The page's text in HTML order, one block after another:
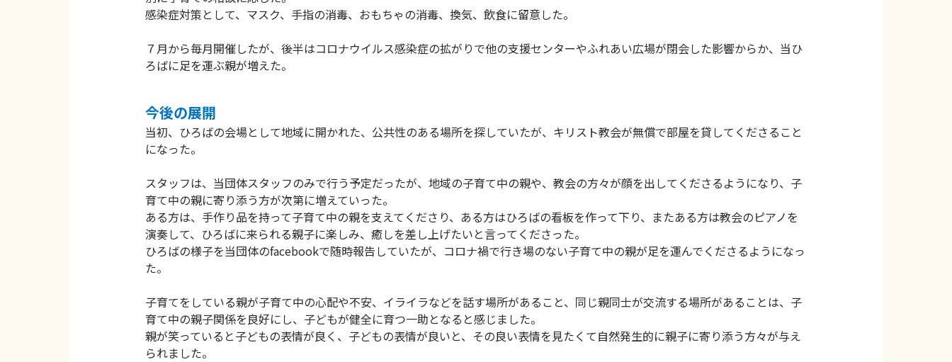
感染症対策として、マスク、手指の消毒、おもちゃの消毒、換気、飲食に留意した。
７月から毎月開催したが、後半はコロナウイルス感染症の拡がりで他の支援センターやふれあい広場が閉会した影響からか、当ひ
ろばに足を運ぶ親が増えた。
今後の展開
当初、ひろばの会場として地域に開かれた、公共性のある場所を探していたが、キリスト教会が無償で部屋を貸してくださること
になった。
スタッフは、当団体スタッフのみで行う予定だったが、地域の子育て中の親や、教会の方々が顔を出してくださるようになり、子
育て中の親に寄り添う方が次第に増えていった。
ある方は、手作り品を持って子育て中の親を支えてくださり、ある方はひろばの看板を作って下り、またある方は教会のピアノを
演奏して、ひろばに来られる親子に楽しみ、癒しを差し上げたいと言ってくださった。
ひろばの様子を当団体のfacebookで随時報告していたが、コロナ禍で行き場のない子育て中の親が足を運んでくださるようになっ
た。
子育てをしている親が子育て中の心配や不安、イライラなどを話す場所があること、同じ親同士が交流する場所があることは、子
育て中の親子関係を良好にし、子どもが健全に育つ一助となると感じました。
親が笑っていると子どもの表情が良く、子どもの表情が良いと、その良い表情を見たくて自然発生的に親子に寄り添う方々が与え
られました。